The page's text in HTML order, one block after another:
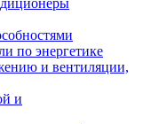
по энергетике
и вентиляции,
и